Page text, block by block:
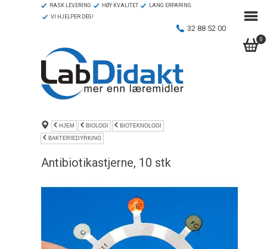
0
RASK LEVERING HØY KVALITET
LANG ERFARING
VI HJELPER DEG!
32 88 52 00
HJEM BIOLOGI BIOTEKNOLOGI
BAKTERIEDYRKING
Antibiotikastjerne, 10 stk